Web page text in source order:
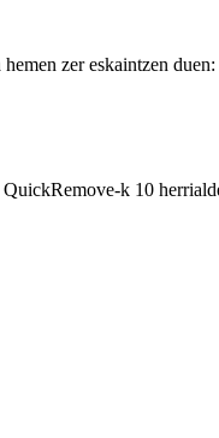
zer eskaintzen duen:
k 10